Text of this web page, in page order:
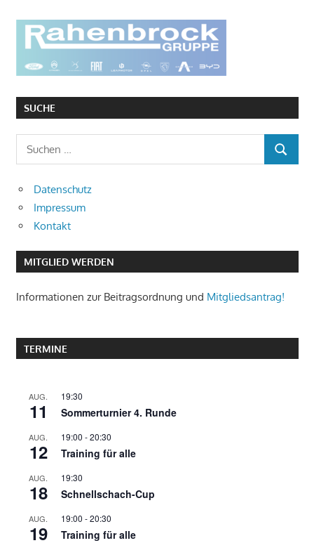
SUCHE
Suchen
nach:
SUCHEN
Datenschutz
Impressum
Kontakt
MITGLIED WERDEN
Informationen zur Beitragsordnung und Mitgliedsantrag!
TERMINE
AUG.
11
19:30
Sommerturnier 4. Runde
AUG.
12
19:00 -20:30
Training für alle
AUG.
18
19:30
Schnellschach-Cup
AUG.
19
19:00 -20:30
Training für alle